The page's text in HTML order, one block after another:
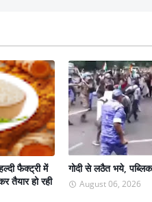
फैक्ट्री में
तैयार हो रही
गोदी से लठैत भये,
August 06, 2026